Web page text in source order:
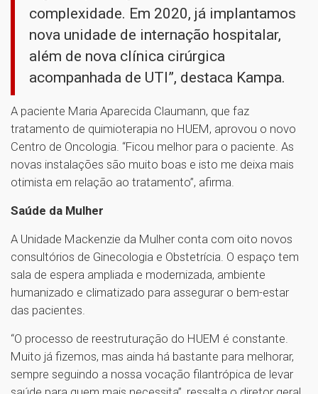
complexidade. Em 2020, já implantamos
nova unidade de internação hospitalar,
além de nova clínica cirúrgica
acompanhada de UTI”, destaca Kampa.
A paciente Maria Aparecida Claumann, que faz
tratamento de quimioterapia no HUEM, aprovou o novo
Centro de Oncologia. “Ficou melhor para o paciente. As
novas instalações são muito boas e isto me deixa mais
otimista em relação ao tratamento”, afirma.
Saúde da Mulher
A Unidade Mackenzie da Mulher conta com oito novos
consultórios de Ginecologia e Obstetrícia. O espaço tem
sala de espera ampliada e modernizada, ambiente
humanizado e climatizado para assegurar o bem-estar
das pacientes.
“O processo de reestruturação do HUEM é constante.
Muito já fizemos, mas ainda há bastante para melhorar,
sempre seguindo a nossa vocação filantrópica de levar